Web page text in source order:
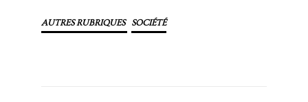
AUTRES RUBRIQUES SOCIÉTÉ